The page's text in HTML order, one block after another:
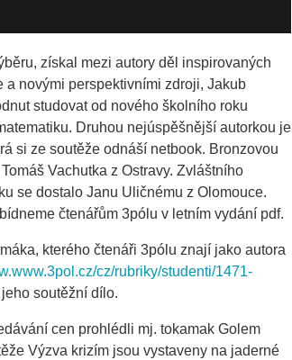
získal mezi autory děl inspirovaných
novými perspektivními zdroji, Jakub
studovat od nového školního roku
Druhou nejúspěšnější autorkou je
si ze soutěže odnáší netbook. Bronzovou
Vachutka z Ostravy. Zvláštního
se dostalo Janu Uličnému z Olomouce.
čtenářům 3pólu v letním vydání pdf.
kterého čtenáři 3pólu znají jako autora
cz/rubriky/studenti/1471-
soutěžní dílo.
cen prohlédli mj. tokamak Golem
Výzva krizím jsou vystaveny na jaderné